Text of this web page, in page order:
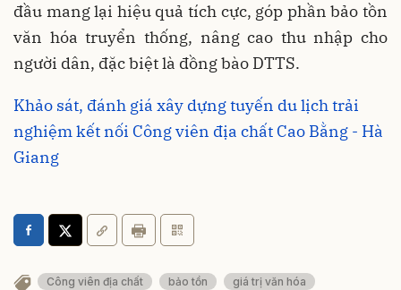
đầu mang lại hiệu quả tích cực, góp phần bảo tồn
văn hóa truyển thống, nâng cao thu nhập cho
người dân, đặc biệt là đồng bào DTTS.
Khảo sát, đánh giá xây dựng tuyến du lịch trải
nghiệm kết nối Công viên địa chất Cao Bằng - Hà
Giang
Công viên địa chất bảo tồn giá trị văn hóa